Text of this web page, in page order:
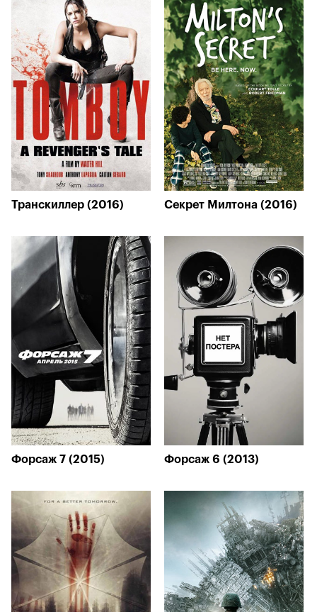
Транскиллер (2016) Секрет Милтона (2016)
Форсаж 7 (2015) Форсаж 6 (2013)